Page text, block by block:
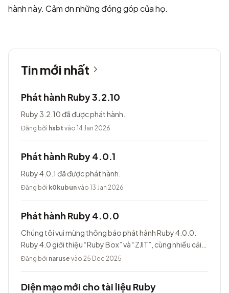
hành này. Cảm ơn những đóng góp của họ.
Tin mới nhất
Phát hành Ruby 3.2.10
Ruby 3.2.10 đã được phát hành.
Đăng bởi hsbt vào 14 Jan 2026
Phát hành Ruby 4.0.1
Ruby 4.0.1 đã được phát hành.
Đăng bởi k0kubunvào 13 Jan 2026
Phát hành Ruby 4.0.0
Chúng tôi vui mừng thông báo phát hành Ruby 4.0.0.
Ruby 4.0 giới thiệu “Ruby Box” và “ZJIT”, cùng nhiều cải
tiến khác.
Đăng bởi naruse vào 25 Dec 2025
Diện mạo mới cho tài liệu Ruby